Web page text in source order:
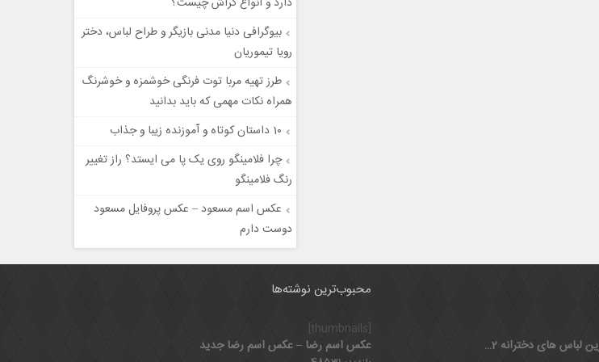
بیوگرافی دنیا مدنی بازیگر و طراح لباس، دختر
رویا تیموریان
طرز تهیه مربا توت فرنگی خوشمزه و خوشرنگ
همراه نکات مهمی که باید بدانید
10 داستان کوتاه و آموزنده زیبا و جذاب
چرا فلامینگو روی یک پا می ایستد؟ راز تغییر
رنگ فلامینگو
عکس اسم مسعود – عکس پروفایل مسعود
دوست دارم
جدیدترین و شیک ترین لباس های دخترانه 2022
محبوب‌ترین نوشته‌ها
[thumbnails]
عکس اسم رضا – عکس اسم رضا جدید